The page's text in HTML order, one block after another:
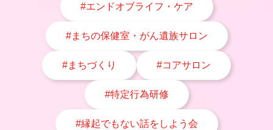
#エンドオブライフ・ケア
#まちの保健室・がん遺族サロン
#まちづくり #コアサロン
#特定行為研修
#縁起でもない話をしよう会